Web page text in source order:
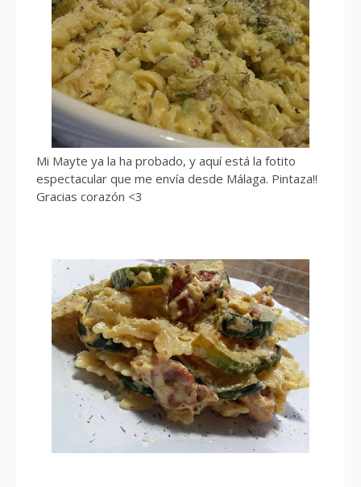
Mi Mayte ya la ha probado, y aquí está la fotito
espectacular que me envía desde Málaga. Pintaza!!
Gracias corazón <3